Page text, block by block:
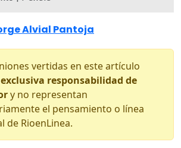
Alvial Pantoja
vertidas en este artículo
responsabilidad de
y no representan
el pensamiento o línea
de RioenLinea.